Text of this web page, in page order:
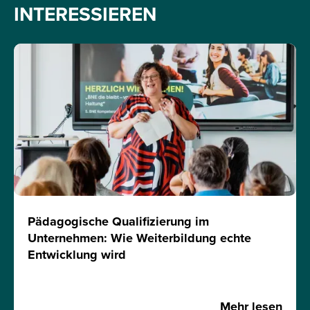
INTERESSIEREN
Pädagogische Qualifizierung im
Unternehmen: Wie Weiterbildung echte
Entwicklung wird
Mehr lesen